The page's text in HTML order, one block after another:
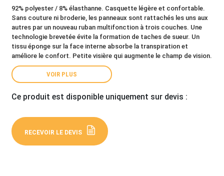
92% polyester / 8% élasthanne. Casquette légère et confortable.
Sans couture ni broderie, les panneaux sont rattachés les uns aux
autres par un nouveau ruban multifonction à trois couches. Une
technologie brevetée évite la formation de taches de sueur. Un
tissu éponge sur la face interne absorbe la transpiration et
améliore le confort. Petite visière qui augmente le champ de vision.
VOIR PLUS
Ce produit est disponible uniquement sur devis :
RECEVOIR LE DEVIS